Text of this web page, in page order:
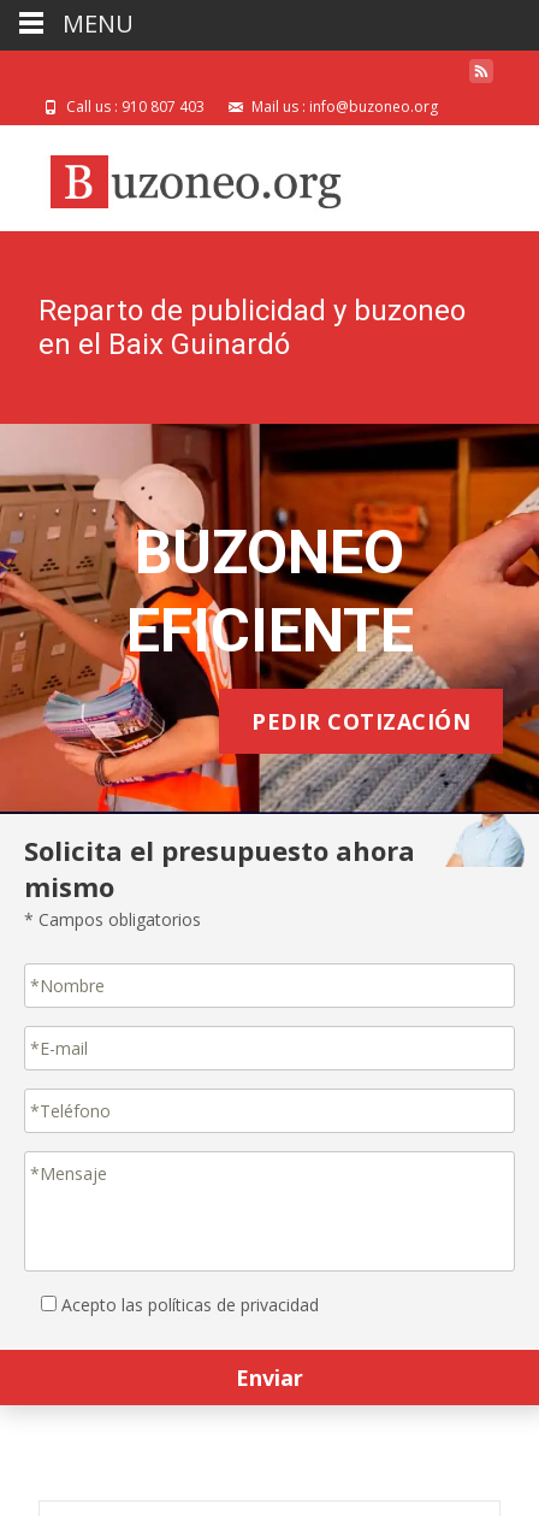
Call us : 910 807 403 Mail us : info@buzoneo.org
Reparto de publicidad y buzoneo
en el Baix Guinardó
BUZONEO
EFICIENTE
PEDIR COTIZACIÓN
Solicita el presupuesto ahora
mismo
* Campos obligatorios
Acepto las políticas de privacidad
MENU